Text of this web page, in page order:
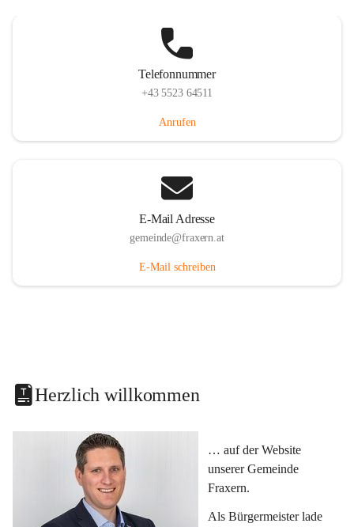
Telefonnummer
+43 5523 64511
Anrufen
E-Mail Adresse
gemeinde@fraxern.at
E-Mail schreiben
Herzlich willkommen
… auf der Website
unserer Gemeinde
Fraxern.
Als Bürgermeister lade